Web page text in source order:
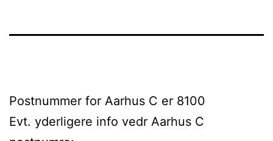
Postnummer for Aarhus C er 8100
Evt. yderligere info vedr Aarhus C